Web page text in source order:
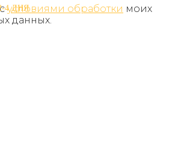
4 ДНЯ
условиями обработки моих
данных.